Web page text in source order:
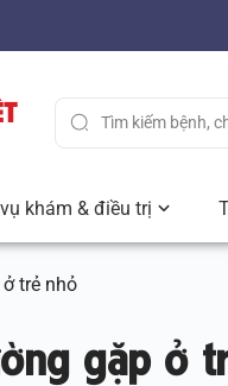
khám & điều trị
trẻ nhỏ
gặp ở